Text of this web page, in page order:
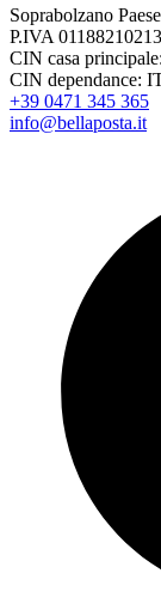
Soprabolzano
P.IVA 01188210213
CIN casa
CIN dependance:
+39 0471 345 365
info@bellaposta.it